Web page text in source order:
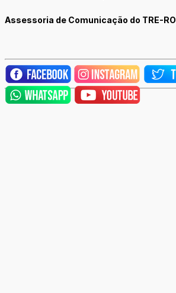
Assessoria de Comunicação do TRE-RO